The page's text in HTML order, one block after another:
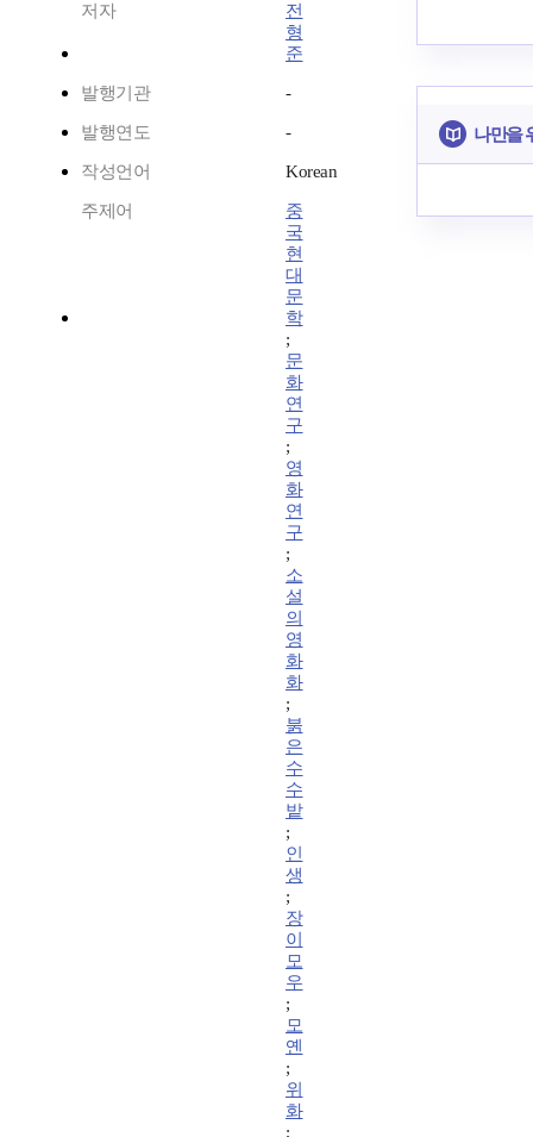
저자
전
형
준
발행기관 -
발행연도 -
작성언어 Korean
주제어
중
국
현
대
문
학
;
문
화
연
구
;
영
화
연
구
;
소
설
의
영
화
화
;
붉
은
수
수
밭
;
인
생
;
장
이
모
우
;
모
옌
;
위
화
;
나만을